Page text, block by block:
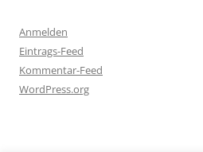
Anmelden
Eintrags-Feed
Kommentar-Feed
WordPress.org